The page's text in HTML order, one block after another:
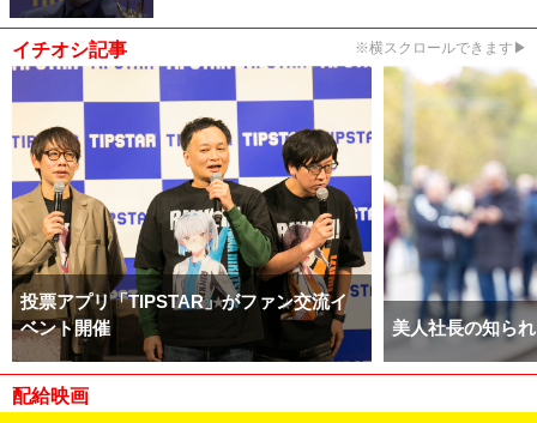
イチオシ記事 ※横スクロールできます▶
投票アプリ「TIPSTAR」がファン交流イ
ベント開催
美人社長の知ら
配給映画